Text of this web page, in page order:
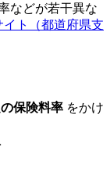
などが若干異な
ト（都道府県支
保険料率 をかけ